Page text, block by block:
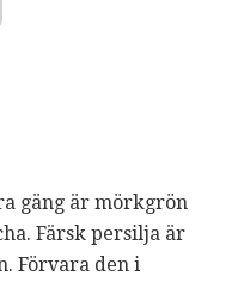
gäng är mörkgrön
Färsk persilja är
Förvara den i